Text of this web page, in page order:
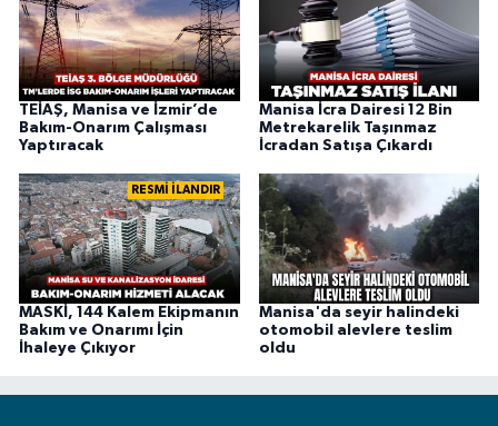
TEİAŞ, Manisa ve İzmir’de
Bakım-Onarım Çalışması
Yaptıracak
Manisa İcra Dairesi 12 Bin
Metrekarelik Taşınmaz
İcradan Satışa Çıkardı
RESMİ İLANDIR
MASKİ, 144 Kalem Ekipmanın
Bakım ve Onarımı İçin
İhaleye Çıkıyor
Manisa'da seyir halindeki
otomobil alevlere teslim
oldu